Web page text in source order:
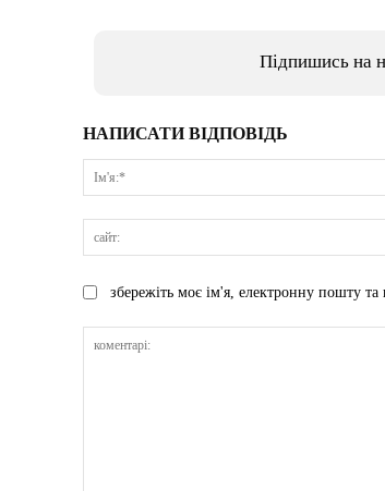
Підпишись на
НАПИСАТИ ВІДПОВІДЬ
збережіть моє ім'я, електронну пошту та